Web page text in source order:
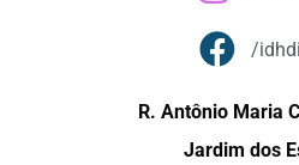
/
R. Antônio Maria
Jardim dos